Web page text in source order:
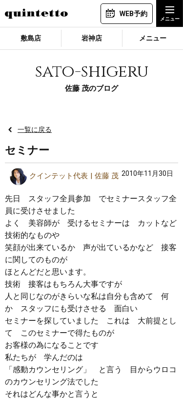
WEB予約
敷島店 岩神店 メニュー
sato-shigeru
佐藤 茂のブログ
一覧に戻る
セミナー
クインテット代表 佐藤 茂 2010年11月30日
先日 スタッフ全員参加 でセミナースタッフ全
員に受けさせました
よく 美容師が 受けるセミナーは カットなど
技術的なものや
笑顔が出来ているか 声が出ているかなど 接客
に関してのものが
ほとんどだと思います。
技術 接客はもちろん大事ですが
人と同じなのがきらいな私は自分も含めて 何
か スタッフにも受けさせる 面白い
セミナーを探していました これは 大前提とし
て このセミナーで得たものが
お客様の為になることです
私たちが 学んだのは
「感動カウンセリング」 と言う 目からウロコ
のカウンセリング法でした
それはどんな事かと言うと